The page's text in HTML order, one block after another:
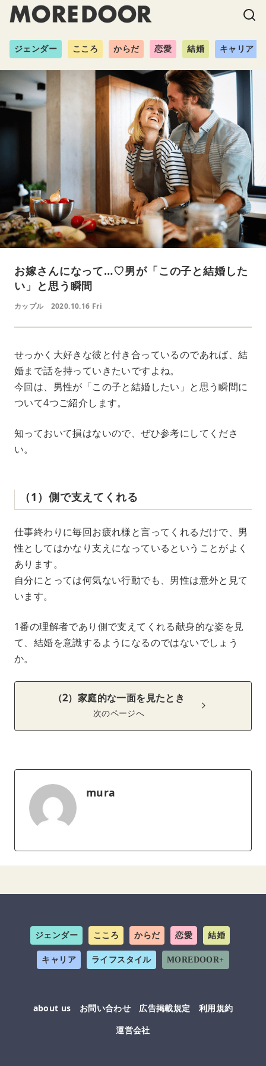
ジェンダー こころ からだ 恋愛 結婚 キャリア
お嫁さんになって…♡男が「この子と結婚した
い」と思う瞬間
カップル 2020.10.16 Fri
せっかく大好きな彼と付き合っているのであれば、結
婚まで話を持っていきたいですよね。
今回は、男性が「この子と結婚したい」と思う瞬間に
ついて4つご紹介します。
知っておいて損はないので、ぜひ参考にしてくださ
い。
（1）側で支えてくれる
仕事終わりに毎回お疲れ様と言ってくれるだけで、男
性としてはかなり支えになっているということがよく
あります。
自分にとっては何気ない行動でも、男性は意外と見て
います。
1番の理解者であり側で支えてくれる献身的な姿を見
て、結婚を意識するようになるのではないでしょう
か。
（2）家庭的な一面を見たとき
次のページへ
mura
ジェンダー こころ からだ 恋愛 結婚
キャリア ライフスタイル MOREDOOR+
about us お問い合わせ 広告掲載規定
利用規約
運営会社